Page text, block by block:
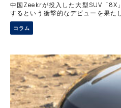
中国Zeekrが投入した大型SUV「8X
するという衝撃的なデビューを果た
エンといったドイツ勢を明確にター
装備、そして価格競争力で真っ向勝
コラム